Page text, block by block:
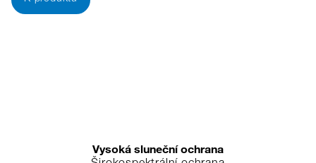
Vysoká sluneční ochrana